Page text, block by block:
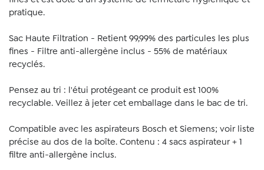
pratique.
Sac Haute Filtration - Retient 99,99% des particules les plus
fines - Filtre anti-allergène inclus - 55% de matériaux
recyclés.
Pensez au tri : l'étui protégeant ce produit est 100%
recyclable. Veillez à jeter cet emballage dans le bac de tri.
Compatible avec les aspirateurs Bosch et Siemens; voir liste
précise au dos de la boîte. Contenu : 4 sacs aspirateur + 1
filtre anti-allergène inclus.